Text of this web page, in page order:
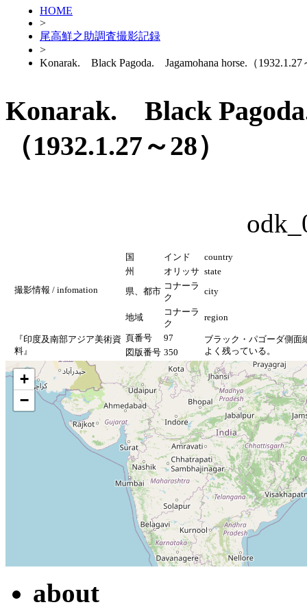
HOME
>
尾高鮮之助調査撮影記録
>
Konarak. Black Pagoda. Jagamohana horse.（1932.1.27
Konarak. Black
（1932.1.27～28）
撮影情報 / infomation
国 インド
country
州
オリッサ state
県、都市
コナーラ
ク
city
地域
コナーラ
ク
region
『印度及南部アジア美術資
料』
頁番号 97
ブラック・パゴーダ側
よく残っている。
図版番号 350
+
−
about